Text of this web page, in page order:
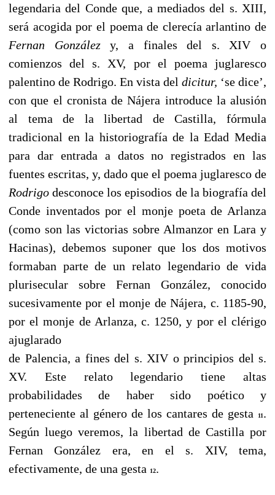
legendaria del Conde que, a mediados del s. XIII,
será acogida por el poema de clerecía arlantino de
Fernan Gonzálezy, a finales del s. XIV o
comienzos del s. XV, por el poema juglaresco
palentino de Rodrigo. En vista del dicitur, ‘se dice’,
con que el cronista de Nájera introduce la alusión
al tema de la libertad de Castilla, fórmula
tradicional en la historiografía de la Edad Media
para dar entrada a datos no registrados en las
fuentes escritas, y, dado que el poema juglaresco de
Rodrigo desconoce los episodios de la biografía del
Conde inventados por el monje poeta de Arlanza
(como son las victorias sobre Almanzor en Lara y
Hacinas), debemos suponer que los dos motivos
formaban parte de un relato legendario de vida
plurisecular sobre Fernan González, conocido
sucesivamente por el monje de Nájera, c. 1185-90,
por el monje de Arlanza, c. 1250, y por el clérigo
ajuglarado
de Palencia, a fines del s. XIV o principios del s.
XV. Este relato legendario tiene altas
probabilidades de haber sido poético y
perteneciente al género de los cantares de gesta
11.
Según luego veremos, la libertad de Castilla por
Fernan González era, en el s. XIV, tema,
efectivamente, de una gesta
12.